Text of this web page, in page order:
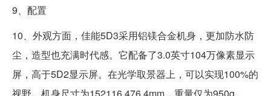
9、配置
10、外观方面，佳能5D3采用铝镁合金机身，更加防水防
尘，造型也充满时代感。它配备了3.0英寸104万像素显示
屏，高于5D2显示屏。在光学取景器上，可以实现100%的